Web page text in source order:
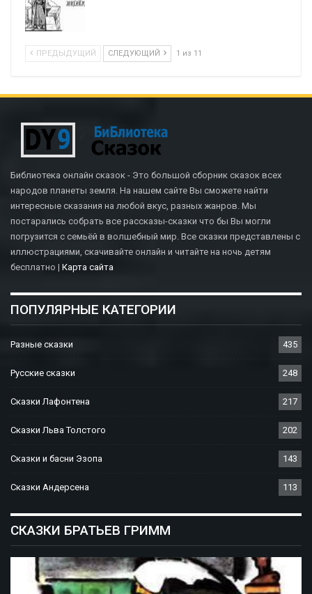
ПРЕДЫДУЩИЙ СЛЕДУЮЩИЙ 1 из 11
Библиотека онлайн сказок - Это большой сборник сказок всех
народов планеты земля. На нашем сайте Вы сможете найти
интересные сказания на любой вкус, разных жанров. Мы
постарались собрать все рассказы-сказки что бы Вы могли
погрузится с семьёй в волшебный мир. Все сказки представлены с
иллюстрациями, скачивайте онлайн и читайте на ночь детям
бесплатно | Карта сайта
ПОПУЛЯРНЫЕ КАТЕГОРИИ
Разные сказки 435
Русские сказки 248
Сказки Лафонтена 217
Сказки Льва Толстого 202
Сказки и басни Эзопа 143
Сказки Андерсена 113
СКАЗКИ БРАТЬЕВ ГРИММ